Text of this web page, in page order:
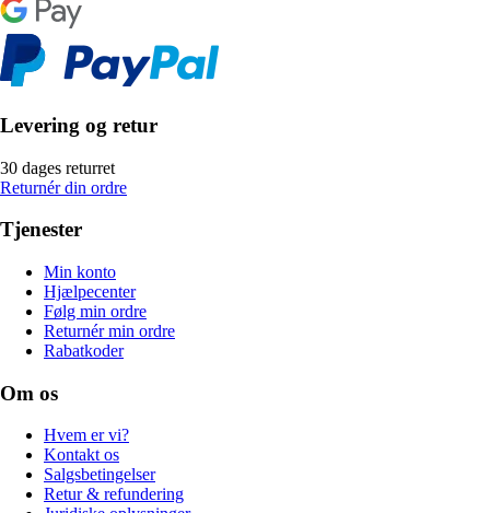
Levering og retur
30 dages returret
Returnér din ordre
Tjenester
Min konto
Hjælpecenter
Følg min ordre
Returnér min ordre
Rabatkoder
Om os
Hvem er vi?
Kontakt os
Salgsbetingelser
Retur & refundering